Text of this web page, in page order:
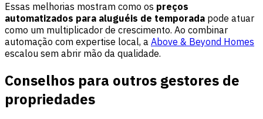
Essas melhorias mostram como os preços
automatizados para aluguéis de temporada pode atuar
como um multiplicador de crescimento. Ao combinar
automação com expertise local, a Above & Beyond Homes
escalou sem abrir mão da qualidade.
Conselhos para outros gestores de
propriedades